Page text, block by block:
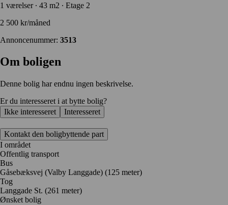
1 værelser ∙ 43 m2 ∙ Etage 2
2 500 kr/måned
Annoncenummer: 3513
Om boligen
Denne bolig har endnu ingen beskrivelse.
Er du interesseret i at bytte bolig?
Ikke interesseret
Interesseret
Kontakt den boligbyttende part
I området
Offentlig transport
Bus
Gåsebæksvej (Valby Langgade) (125 meter)
Tog
Langgade St. (261 meter)
Ønsket bolig